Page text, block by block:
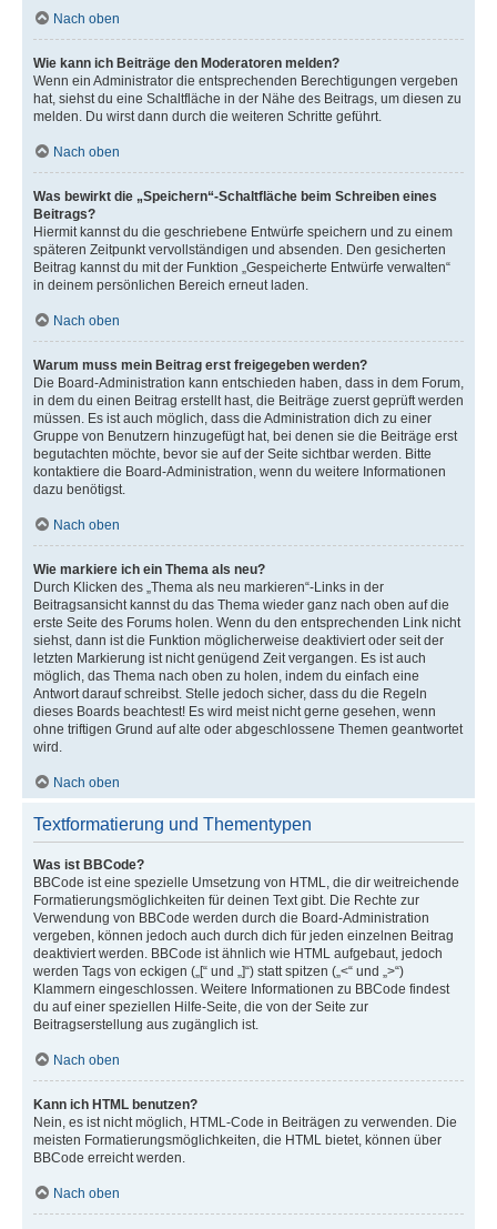
Nach oben
Wie kann ich Beiträge den Moderatoren melden?
Wenn ein Administrator die entsprechenden Berechtigungen vergeben
hat, siehst du eine Schaltfläche in der Nähe des Beitrags, um diesen zu
melden. Du wirst dann durch die weiteren Schritte geführt.
Nach oben
Was bewirkt die „Speichern“-Schaltfläche beim Schreiben eines
Beitrags?
Hiermit kannst du die geschriebene Entwürfe speichern und zu einem
späteren Zeitpunkt vervollständigen und absenden. Den gesicherten
Beitrag kannst du mit der Funktion „Gespeicherte Entwürfe verwalten“
in deinem persönlichen Bereich erneut laden.
Nach oben
Warum muss mein Beitrag erst freigegeben werden?
Die Board-Administration kann entschieden haben, dass in dem Forum,
in dem du einen Beitrag erstellt hast, die Beiträge zuerst geprüft werden
müssen. Es ist auch möglich, dass die Administration dich zu einer
Gruppe von Benutzern hinzugefügt hat, bei denen sie die Beiträge erst
begutachten möchte, bevor sie auf der Seite sichtbar werden. Bitte
kontaktiere die Board-Administration, wenn du weitere Informationen
dazu benötigst.
Nach oben
Wie markiere ich ein Thema als neu?
Durch Klicken des „Thema als neu markieren“-Links in der
Beitragsansicht kannst du das Thema wieder ganz nach oben auf die
erste Seite des Forums holen. Wenn du den entsprechenden Link nicht
siehst, dann ist die Funktion möglicherweise deaktiviert oder seit der
letzten Markierung ist nicht genügend Zeit vergangen. Es ist auch
möglich, das Thema nach oben zu holen, indem du einfach eine
Antwort darauf schreibst. Stelle jedoch sicher, dass du die Regeln
dieses Boards beachtest! Es wird meist nicht gerne gesehen, wenn
ohne triftigen Grund auf alte oder abgeschlossene Themen geantwortet
wird.
Nach oben
Textformatierung und Thementypen
Was ist BBCode?
BBCode ist eine spezielle Umsetzung von HTML, die dir weitreichende
Formatierungsmöglichkeiten für deinen Text gibt. Die Rechte zur
Verwendung von BBCode werden durch die Board-Administration
vergeben, können jedoch auch durch dich für jeden einzelnen Beitrag
deaktiviert werden. BBCode ist ähnlich wie HTML aufgebaut, jedoch
werden Tags von eckigen („[“ und „]“) statt spitzen („<“ und „>“)
Klammern eingeschlossen. Weitere Informationen zu BBCode findest
du auf einer speziellen Hilfe-Seite, die von der Seite zur
Beitragserstellung aus zugänglich ist.
Nach oben
Kann ich HTML benutzen?
Nein, es ist nicht möglich, HTML-Code in Beiträgen zu verwenden. Die
meisten Formatierungsmöglichkeiten, die HTML bietet, können über
BBCode erreicht werden.
Nach oben